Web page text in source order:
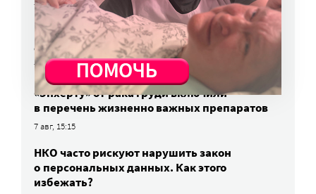
7 авг, 17:06
Родителей детей-инвалидов просят пройти
опрос о трудоустройстве
7 авг, 15:34
«Энхерту» от рака груди включили
в перечень жизненно важных препаратов
7 авг, 15:15
НКО часто рискуют нарушить закон
о персональных данных. Как этого
избежать?